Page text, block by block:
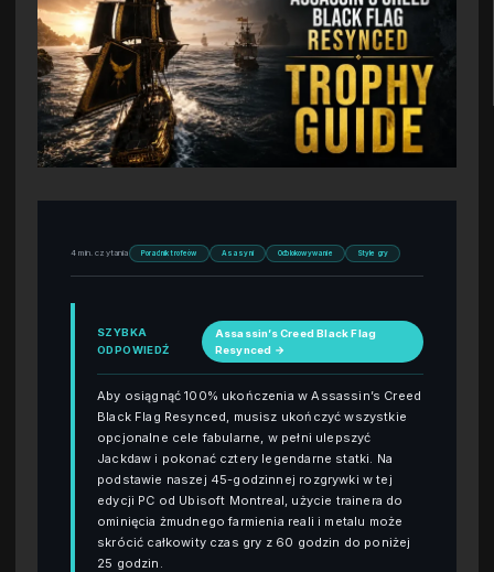
4 min. czytania Poradnik trofeów Asasyni Odblokowywanie Style gry
SZYBKA
ODPOWIEDŹ
Assassin’s Creed Black Flag
Resynced →
Aby osiągnąć 100% ukończenia w Assassin’s Creed
Black Flag Resynced, musisz ukończyć wszystkie
opcjonalne cele fabularne, w pełni ulepszyć
Jackdaw i pokonać cztery legendarne statki. Na
podstawie naszej 45-godzinnej rozgrywki w tej
edycji PC od Ubisoft Montreal, użycie trainera do
ominięcia żmudnego farmienia reali i metalu może
skrócić całkowity czas gry z 60 godzin do poniżej
25 godzin.